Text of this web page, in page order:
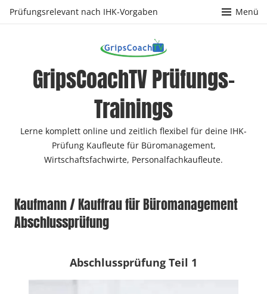
ZumPrüfungsrelevant nach IHK-Vorgaben Menü
GripsCoachTV Prüfungs-
Trainings
Lerne komplett online und zeitlich flexibel für deine IHK-
Prüfung Kaufleute für Büromanagement,
Wirtschaftsfachwirte, Personalfachkaufleute.
Kaufmann / Kauffrau für Büromanagement
Abschlussprüfung
Abschlussprüfung Teil 1